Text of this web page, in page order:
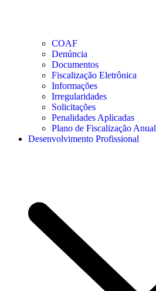
COAF
Denúncia
Documentos
Fiscalização Eletrônica
Informações
Irregularidades
Solicitações
Penalidades Aplicadas
Plano de Fiscalização Anual
Desenvolvimento Profissional